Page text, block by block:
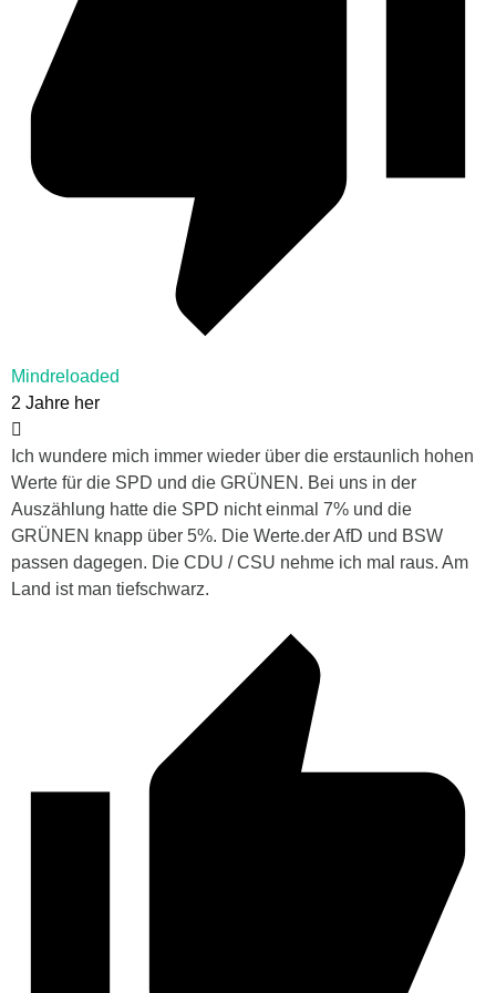
Mindreloaded
2 Jahre her
Ich wundere mich immer wieder über die erstaunlich hohen
Werte für die SPD und die GRÜNEN. Bei uns in der
Auszählung hatte die SPD nicht einmal 7% und die
GRÜNEN knapp über 5%. Die Werte.der AfD und BSW
passen dagegen. Die CDU / CSU nehme ich mal raus. Am
Land ist man tiefschwarz.